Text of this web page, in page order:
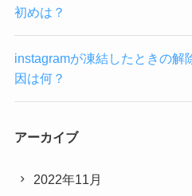
初めは？
instagramが凍結したときの解
因は何？
アーカイブ
2022年11月